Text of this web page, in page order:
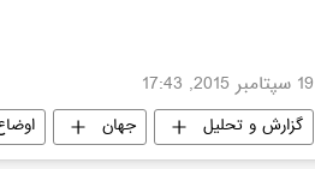
19 سپتامبر 2015, 17:43
گزارش و تحلیل جهان